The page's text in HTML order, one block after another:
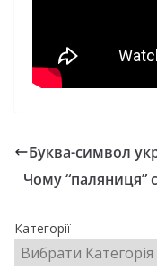
Буква-символ
Чому “паляниця”
Категорії